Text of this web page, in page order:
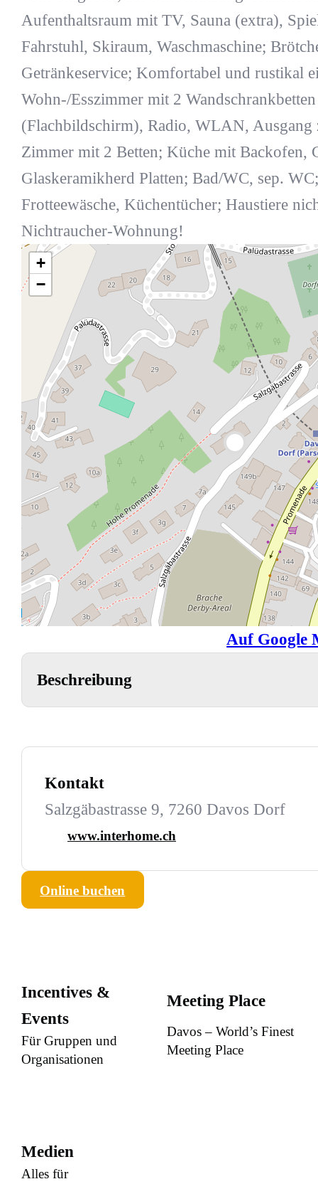
Aufenthaltsraum mit TV, Sauna (extra),
Fahrstuhl, Skiraum, Waschmaschine;
Getränkeservice; Komfortabel und rustikal
Wohn-/Esszimmer mit 2
(Flachbildschirm), Radio, WLAN, Ausgang
Zimmer mit 2 Betten; Küche mit Backofen,
Glaskeramikherd Platten; Bad/WC, sep.
Frotteewäsche, Küchentücher; Haustiere
Nichtraucher-Wohnung!
+
−
Auf Google
Beschreibung
Kontakt
Salzgäbastrasse 9, 7260 Davos Dorf
www.interhome.ch
Online buchen
Incentives &
Events
Für Gruppen und
Organisationen
Meeting Place
Davos – World’s Finest
Meeting Place
Medien
Alles für